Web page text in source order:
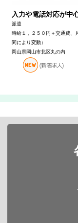
入力や電話対応が中
派遣
時給１，２５０円＋交通費、
間により変動）
岡山県岡山市北区丸の内